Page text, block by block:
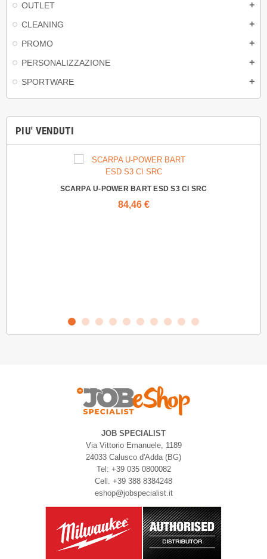
OUTLET add
CLEANING add
PROMO add
PERSONALIZZAZIONE add
SPORTWARE add
PIU' VENDUTI
SCARPA U-POWER BART ESD S3 CI SRC
84,46 €
JOB SPECIALIST
Via Vittorio Emanuele, 1189
24033 Calusco d'Adda (BG)
Tel: +39 035 0800082
Cell. +39 388 8384248
eshop@jobspecialist.it